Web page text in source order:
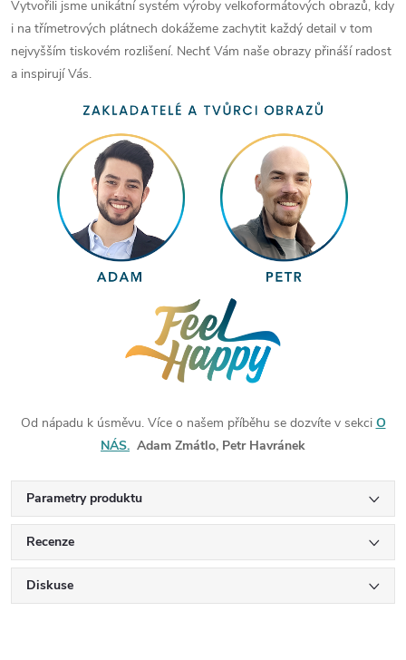
Vytvořili jsme unikátní systém výroby velkoformátových obrazů, kdy
i na třímetrových plátnech dokážeme zachytit každý detail v tom
nejvyšším tiskovém rozlišení. Nechť Vám naše obrazy přináší radost
a inspirují Vás.
Od nápadu k úsměvu. Více o našem příběhu se dozvíte v sekci O
NÁS. Adam Zmátlo, Petr Havránek
Parametry produktu
Recenze
Diskuse